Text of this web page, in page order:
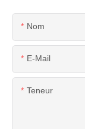
Nom
E-Mail
Teneur